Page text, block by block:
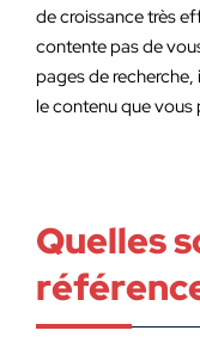
de croissance très
contente pas de
pages de
le contenu que
Quelles